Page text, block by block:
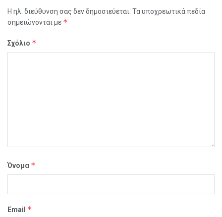
Η ηλ. διεύθυνση σας δεν δημοσιεύεται. Τα υποχρεωτικά πεδία
σημειώνονται με *
Σχόλιο *
Όνομα *
Email *